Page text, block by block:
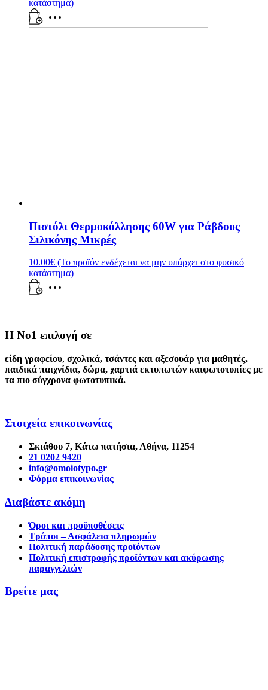
κατάστημα)
Πιστόλι Θερμοκόλλησης 60W για Ράβδους
Σιλικόνης Μικρές
10.00€ (Το προϊόν ενδέχεται να μην υπάρχει στο φυσικό
κατάστημα)
Η Νο1 επιλογή σε
είδη γραφείου, σχολικά, τσάντες και αξεσουάρ για μαθητές,
παιδικά παιχνίδια, δώρα, χαρτιά εκτυπωτών καιφωτοτυπίες με
τα πιο σύγχρονα φωτοτυπικά.
Στοιχεία επικοινωνίας
Σκιάθου 7, Κάτω πατήσια, Αθήνα, 11254
21 0202 9420
info@omoiotypo.gr
Φόρμα επικοινωνίας
Διαβάστε ακόμη
Όροι και προϋποθέσεις
Τρόποι – Ασφάλεια πληρωμών
Πολιτική παράδοσης προϊόντων
Πολιτική επιστροφής προϊόντων και ακύρωσης
παραγγελιών
Βρείτε μας